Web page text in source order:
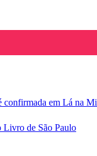
em Lá na
Livro de São Paulo